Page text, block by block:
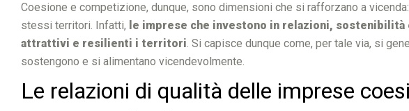
Coesione e competizione, dunque, sono dimensioni che si rafforzano a
stessi territori. Infatti, le imprese che investono in relazioni,
attrattivi e resilienti i territori. Si capisce dunque come, per tale via, si
sostengono e si alimentano vicendevolmente.
Le relazioni di qualità delle imprese